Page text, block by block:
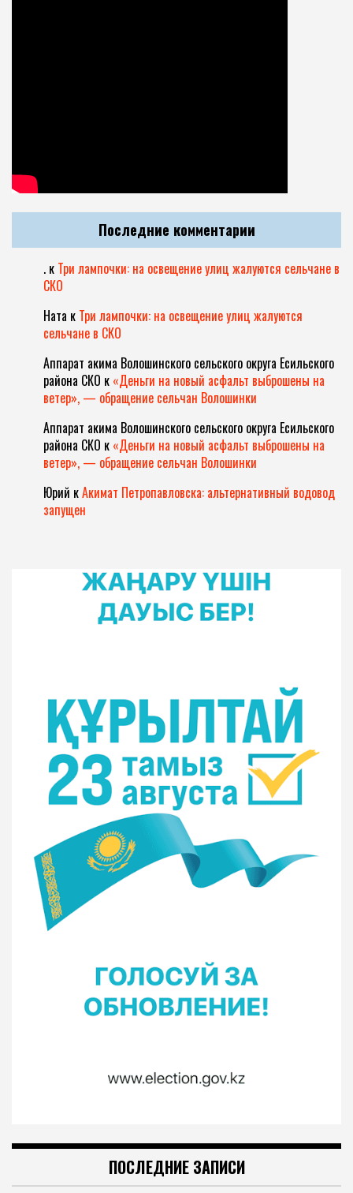
Последние комментарии
. к Три лампочки: на освещение улиц жалуются сельчане в
СКО
Ната к Три лампочки: на освещение улиц жалуются
сельчане в СКО
Аппарат акима Волошинского сельского округа Есильского
района СКО к «Деньги на новый асфальт выброшены на
ветер», — обращение сельчан Волошинки
Аппарат акима Волошинского сельского округа Есильского
района СКО к «Деньги на новый асфальт выброшены на
ветер», — обращение сельчан Волошинки
Юрий кАкимат Петропавловска: альтернативный водовод
запущен
ПОСЛЕДНИЕ ЗАПИСИ